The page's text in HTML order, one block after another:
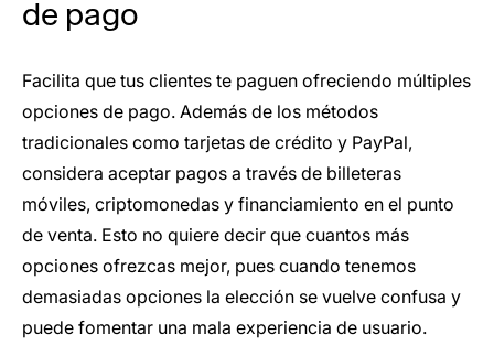
de pago
Facilita que tus clientes te paguen ofreciendo múltiples
opciones de pago. Además de los métodos
tradicionales como tarjetas de crédito y PayPal,
considera aceptar pagos a través de billeteras
móviles, criptomonedas y financiamiento en el punto
de venta. Esto no quiere decir que cuantos más
opciones ofrezcas mejor, pues cuando tenemos
demasiadas opciones la elección se vuelve confusa y
puede fomentar una mala experiencia de usuario.